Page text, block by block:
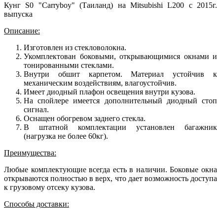
Кунг S0 "Carryboy" (Таиланд) на Mitsubishi L200 с 2015г.
выпуска
Описание:
Изготовлен из стекловолокна.
Укомплектован боковыми, открывающимися окнами и
тонированными стеклами.
Внутри обшит карпетом. Материал устойчив к
механическим воздействиям, влагоустойчив.
Имеет диодный плафон освещения внутри кузова.
На спойлере имеется дополнительный диодный стоп
сигнал.
Оснащен обогревом заднего стекла.
В штатной комплектации установлен багажник
(нагрузка не более 60кг).
Преимущества:
Любые комплектующие всегда есть в наличии. Боковые окна
открываются полностью в верх, что дает возможность доступа
к грузовому отсеку кузова.
Способы доставки: